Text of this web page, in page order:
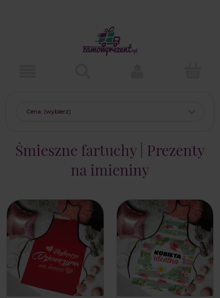
Cena: (wybierz)
Śmieszne fartuchy | Prezenty
na imieniny